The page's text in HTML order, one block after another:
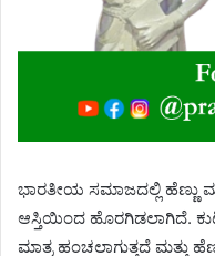
ಭಾರತೀಯ ಸಮಾಜದಲ್ಲಿ ಹೆಣ್ಣು
ಆಸ್ತಿಯಿಂದ ಹೊರಗಿಡಲಾಗಿದೆ.
ಮಾತ್ರ ಹಂಚಲಾಗುತ್ತದೆ ಮತ್ತು